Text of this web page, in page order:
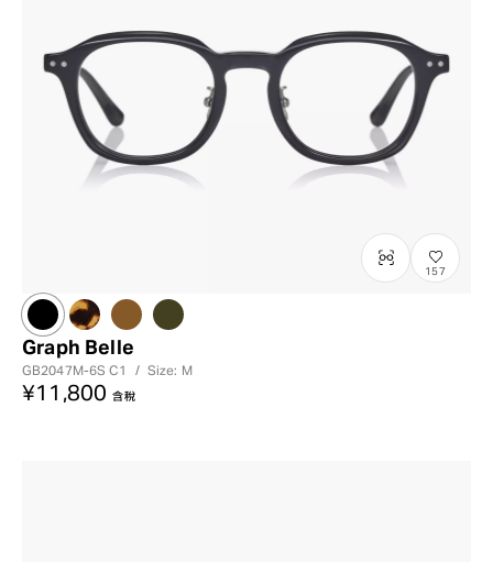
157
Graph Belle
GB2047M-6SC1 / Size: M
¥11,800 含稅